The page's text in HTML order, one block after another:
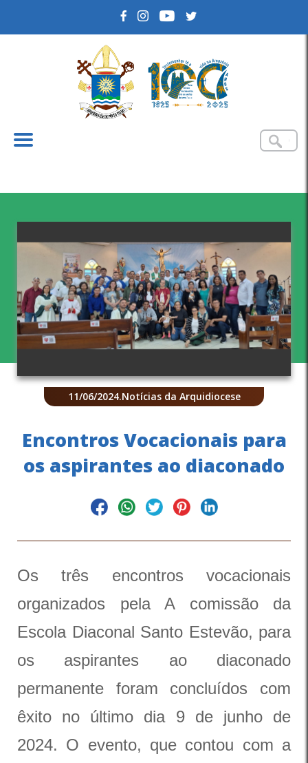
11/06/2024.Notícias da Arquidiocese
Encontros Vocacionais para
os aspirantes ao diaconado
Os três encontros vocacionais
organizados pela A comissão da
Escola Diaconal Santo Estevão, para
os aspirantes ao diaconado
permanente foram concluídos com
êxito no último dia 9 de junho de
2024. O evento, que contou com a